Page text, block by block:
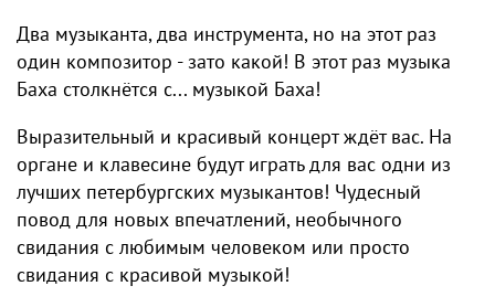
Два музыканта, два инструмента, но на этот раз
один композитор - зато какой! В этот раз музыка
Баха столкнётся с... музыкой Баха!
Выразительный и красивый концерт ждёт вас. На
органе и клавесине будут играть для вас одни из
лучших петербургских музыкантов! Чудесный
повод для новых впечатлений, необычного
свидания с любимым человеком или просто
свидания с красивой музыкой!